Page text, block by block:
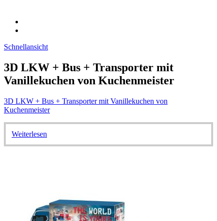
Schnellansicht
3D LKW + Bus + Transporter mit
Vanillekuchen von Kuchenmeister
3D LKW + Bus + Transporter mit Vanillekuchen von
Kuchenmeister
Weiterlesen